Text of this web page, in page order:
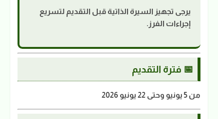
يرجى تجهيز السيرة الذاتية قبل التقديم لتسريع
إجراءات الفرز.
📅 فترة التقديم
من 5 يونيو وحتى 22 يونيو 2026